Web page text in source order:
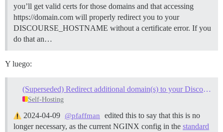
you’ll get valid certs for those domains and that accessing
https://domain.com will properly redirect you to your
DISCOURSE_HOSTNAME without a certificate error. If you
do that an…
Y luego:
(Superseded) Redirect additional domain(s) to your Discourse instance
Self-Hosting
2024-04-09 @pfaffman
edited this to say that this is no
longer necessary, as the current NGINX config in the standard